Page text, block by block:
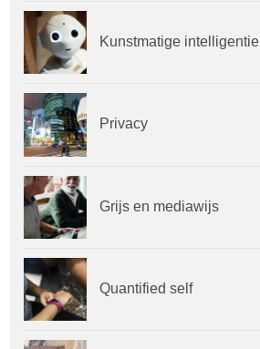
Kunstmatige intelligentie
Privacy
Grijs en mediawijs
Quantified self